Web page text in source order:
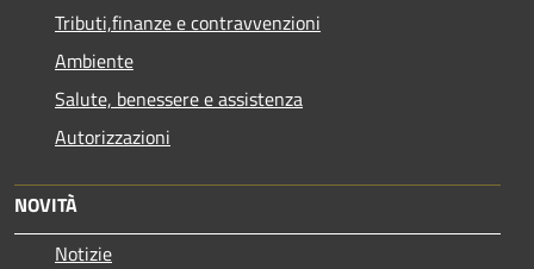
Tributi,finanze e contravvenzioni
Ambiente
Salute, benessere e assistenza
Autorizzazioni
NOVITÀ
Notizie